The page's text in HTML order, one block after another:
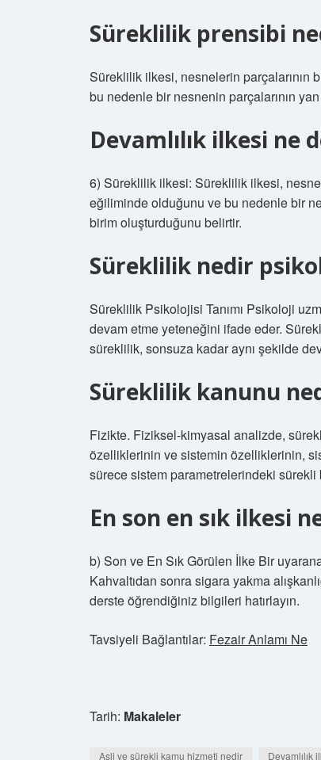
Süreklilik prensibi
Süreklilik ilkesi, nesnelerin parçalarının
bu nedenle bir nesnenin parçalarının
Devamlılık ilkesi ne
6) Süreklilik ilkesi: Süreklilik ilkesi,
eğiliminde olduğunu ve bu nedenle bir
birim oluşturduğunu belirtir.
Süreklilik nedir
Süreklilik Psikolojisi Tanımı Psikoloji
devam etme yeteneğini ifade eder.
süreklilik, sonsuza kadar aynı şekilde
Süreklilik kanunu
Fizikte. Fiziksel-kimyasal analizde,
özelliklerinin ve sistemin özelliklerinin,
sürece sistem parametrelerindeki
En son en sık ilkesi
b) Son ve En Sık Görülen İlke Bir
Kahvaltıdan sonra sigara yakma
derste öğrendiğiniz bilgileri hatırlayın.
Tavsiyeli Bağlantılar: Fezair Anlamı Ne
Tarih: Makaleler
Asli ve sürekli kamu hizmeti nedir Devamlılık